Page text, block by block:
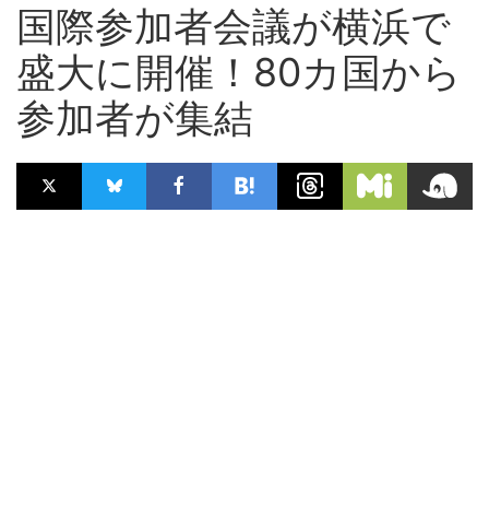
国際参加者会議が横浜で
盛大に開催！80カ国から
参加者が集結